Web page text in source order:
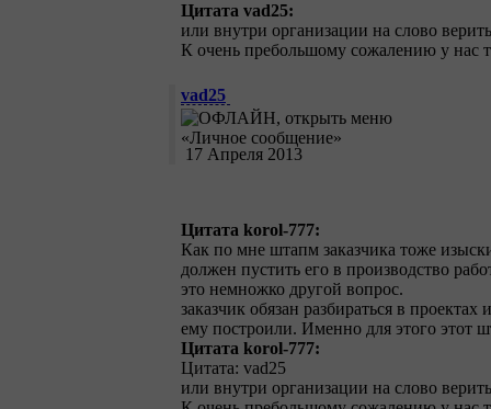
Цитата vad25:
или внутри организации на слово
К очень пребольшому сожалению у нас
vad25
17 Апреля 2013
Цитата korol-777:
Как по мне штапм заказчика тоже
должен пустить его в производство
это немножко другой вопрос.
заказчик обязан разбираться в
ему построили. Именно для этого этот
Цитата korol-777:
Цитата: vad25
или внутри организации на слово